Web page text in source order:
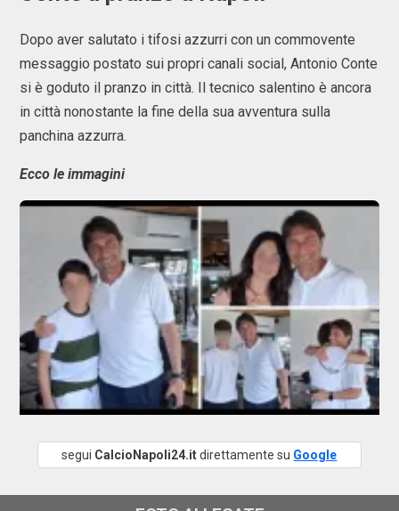
Dopo aver salutato i tifosi azzurri con un commovente
messaggio postato sui propri canali social, Antonio Conte
si è goduto il pranzo in città. Il tecnico salentino è ancora
in città nonostante la fine della sua avventura sulla
panchina azzurra.
Ecco le immagini
segui CalcioNapoli24.itdirettamente su Google